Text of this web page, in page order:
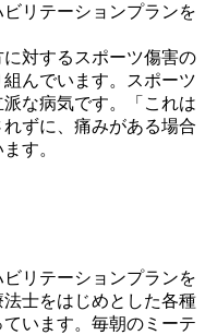
リテーションプランを
対するスポーツ傷害の
んでいます。スポーツ
な病気です。「これは
ずに、痛みがある場合
す。
リテーションプランを
⼠をはじめとした各種
います。毎朝のミーテ